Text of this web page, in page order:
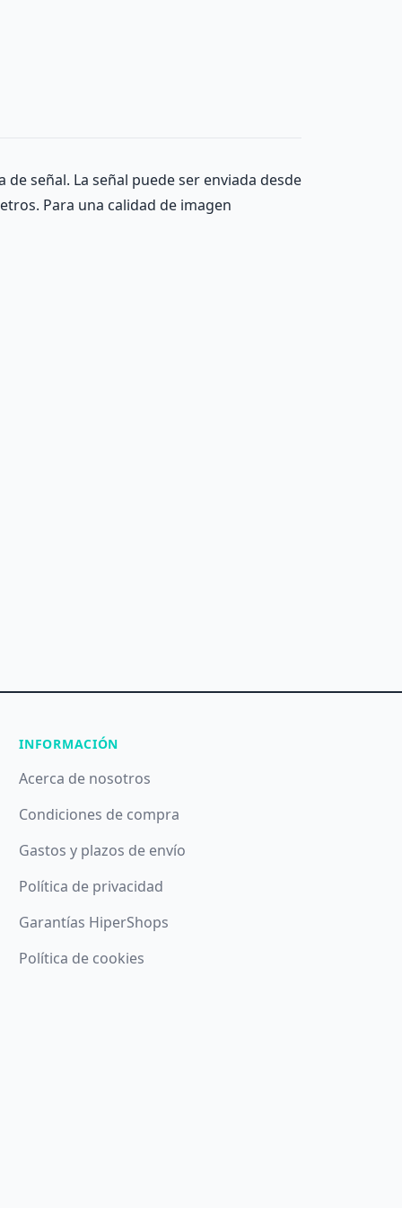
señal. La señal puede ser enviada desde
Para una calidad de imagen
INFORMACIÓN
Acerca de nosotros
Condiciones de compra
Gastos y plazos de envío
Política de privacidad
Garantías HiperShops
Política de cookies